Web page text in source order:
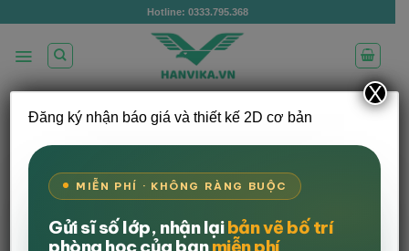
qua
dung
Hotline: 0333.795.368
TRANG CHỦ / COMBO BÀN GHẾ GAMING
Đăng ký nhận báo giá và thiết kế 2D cơ bản
MIỄN PHÍ · KHÔNG RÀNG BUỘC
Gửi sĩ số lớp, nhận lạibản vẽ bố trí
phòng học của bạnmiễn phí
X